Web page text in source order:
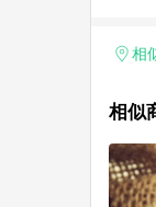
相
相似